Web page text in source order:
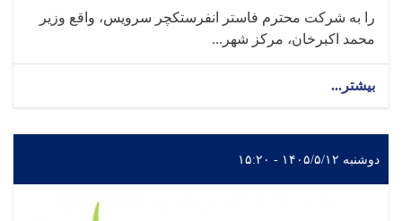
را به شرکت محترم فاستر انفرستکچر سرویس، واقع وزیر
محمد اکبرخان، مرکز شهر...
بیشتر...
دوشنبه ۱۴۰۵/۵/۱۲ - ۱۵:۲۰